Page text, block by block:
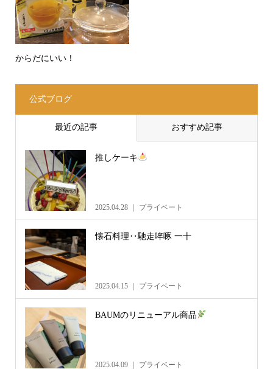
からだにいい！
公式ブログ
最近の記事 おすすめ記事
推しケーキ
2025.04.28 プライベート
懐石料理‥馳走啐啄 一十
2025.04.15 プライベート
BAUMのリニューアル商品
2025.04.09 プライベート